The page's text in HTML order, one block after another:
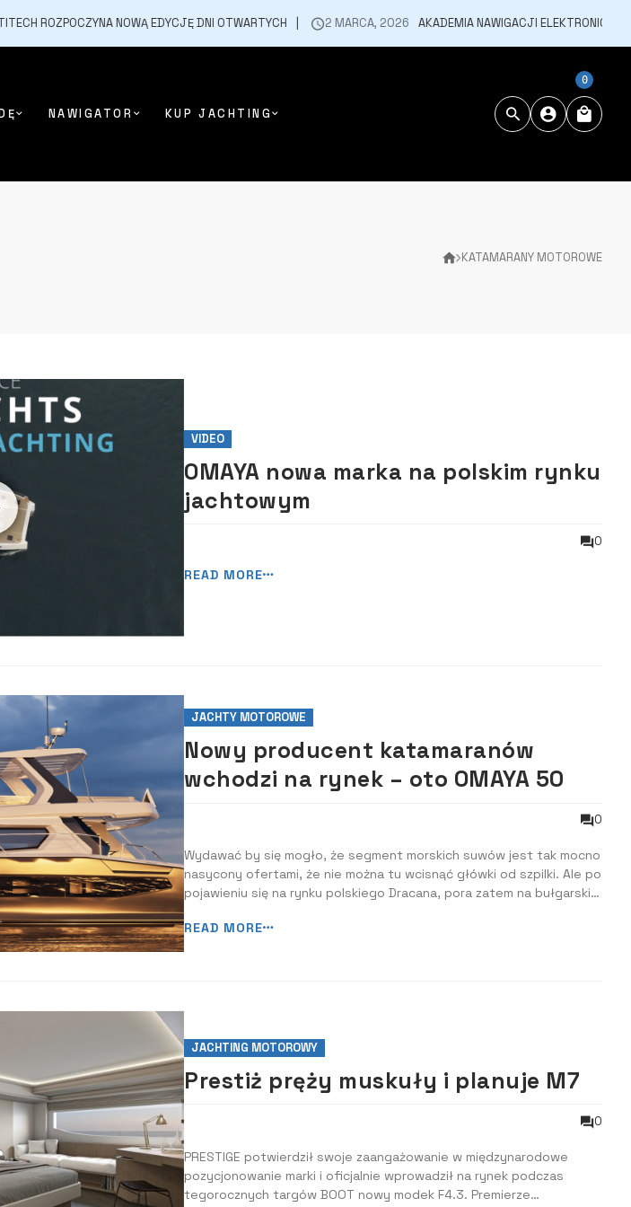
ROZPOCZYNA NOWĄ EDYCJĘ DNI OTWARTYCH 2 MARCA, 2026 AKADEMIA NAWIGACJI ELEKTRONICZNEJ
NAWIGATOR KUP JACHTING
0
KATAMARANY MOTOROWE
VIDEO
OMAYA nowa marka na polskim rynku
jachtowym
0
READ MORE
JACHTY MOTOROWE
Nowy producent katamaranów
wchodzi na rynek – oto OMAYA 50
0
Wydawać by się mogło, że segment morskich suwów jest tak mocno
nasycony ofertami, że nie można tu wcisnąć główki od szpilki. Ale po
pojawieniu się na rynku polskiego Dracana, pora zatem na bułgarskie
READ MORE
JACHTING MOTOROWY
Prestiż pręży muskuły i planuje M7
0
PRESTIGE potwierdził swoje zaangażowanie w międzynarodowe
pozycjonowanie marki i oficjalnie wprowadził na rynek podczas
tegorocznych targów BOOT nowy modek F4.3. Premierze